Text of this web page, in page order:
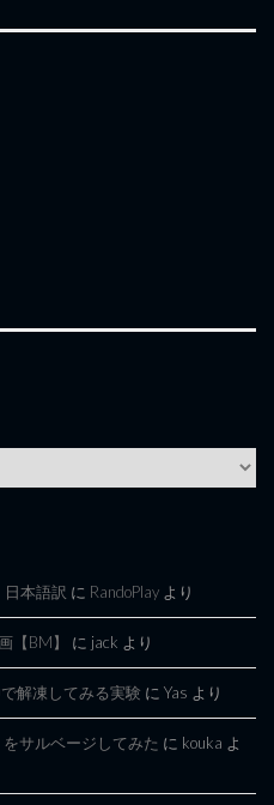
日本語訳 に RandoPlay より
【BM】 に jack より
解凍してみる実験 に Yas より
サルベージしてみた に kouka よ